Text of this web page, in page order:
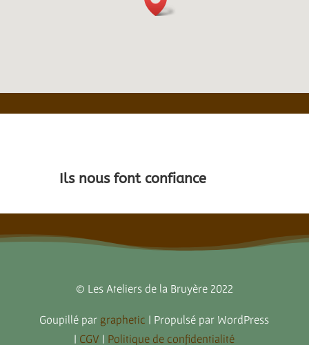
Ils nous font confiance
© Les Ateliers de la Bruyère 2022
Goupillé par graphetic | Propulsé par WordPress
| CGV | Politique de confidentialité